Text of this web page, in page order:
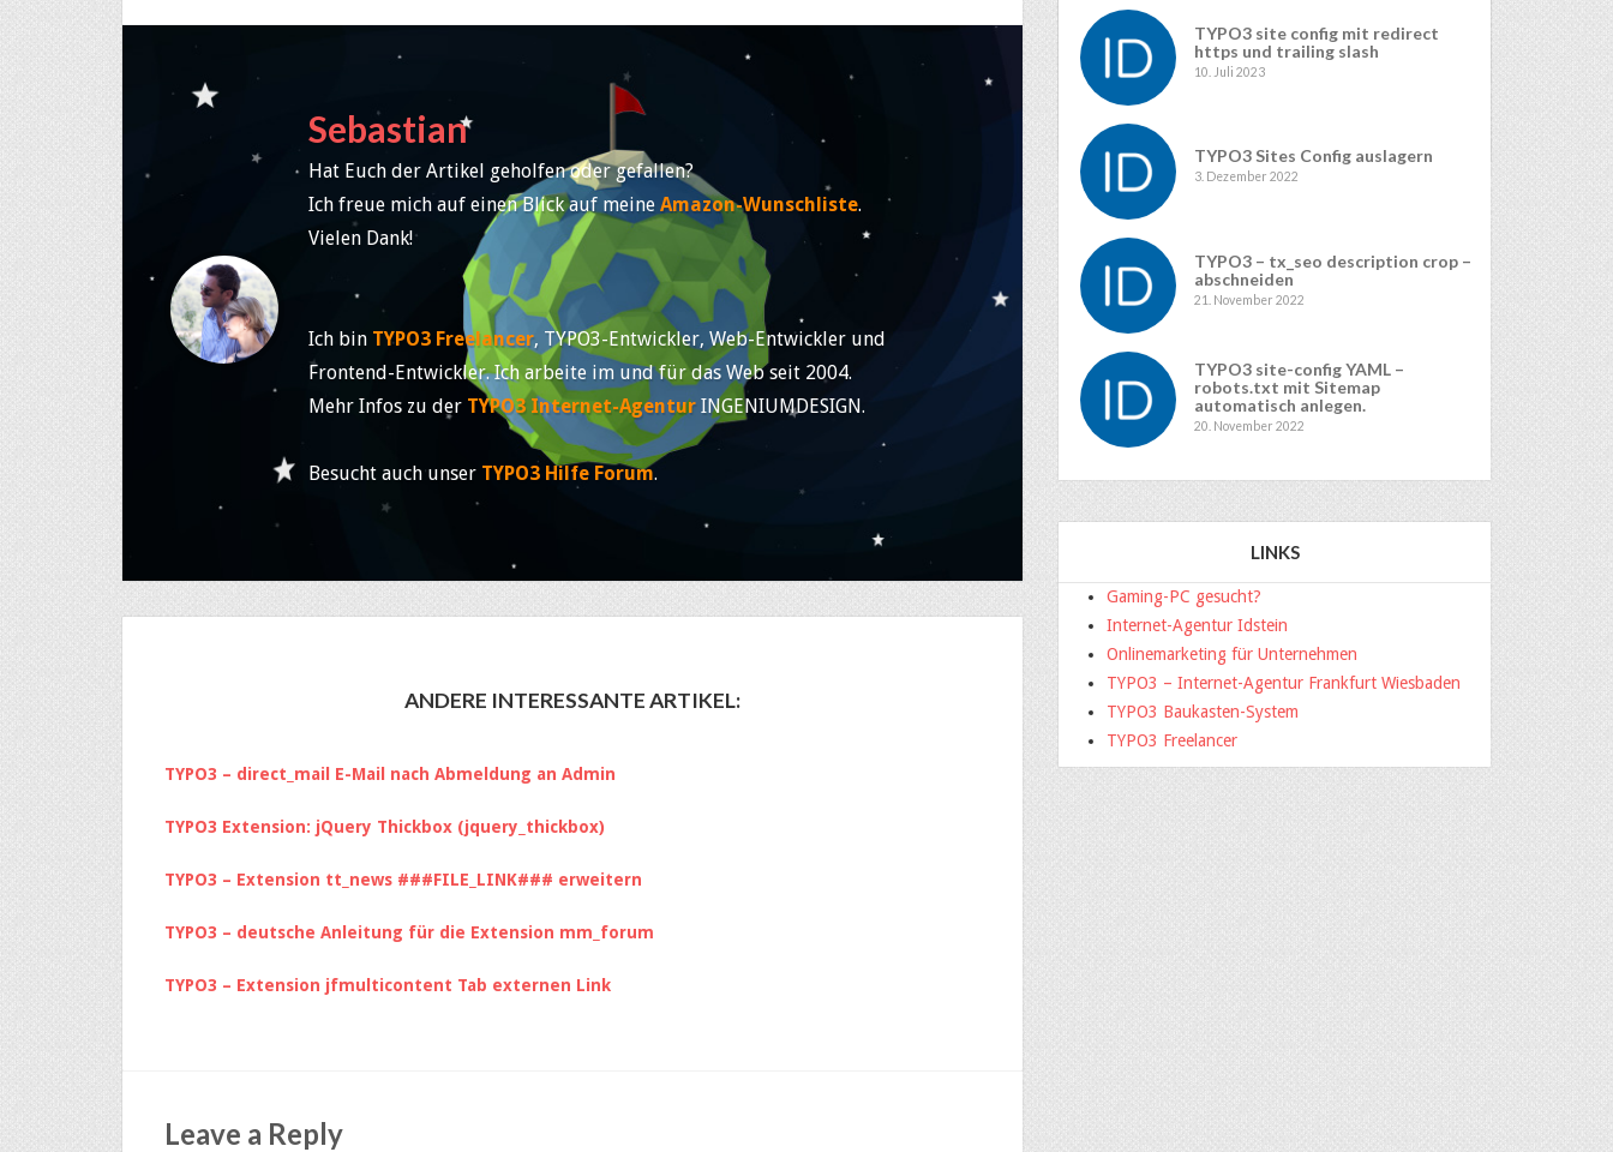
Sebastian
Hat Euch der Artikel geholfen oder gefallen?
Ich freue mich auf einen Blick auf meine Amazon-Wunschliste.
Vielen Dank!
Ich bin TYPO3 Freelancer, TYPO3-Entwickler, Web-Entwickler und
Frontend-Entwickler. Ich arbeite im und für das Web seit 2004.
Mehr Infos zu der TYPO3 Internet-Agentur INGENIUMDESIGN.
Besucht auch unser TYPO3 Hilfe Forum.
ANDERE INTERESSANTE ARTIKEL:
TYPO3 – direct_mail E-Mail nach Abmeldung an Admin
TYPO3 Extension: jQuery Thickbox (jquery_thickbox)
TYPO3 – Extension tt_news ###FILE_LINK### erweitern
TYPO3 – deutsche Anleitung für die Extension mm_forum
TYPO3 – Extension jfmulticontent Tab externen Link
Leave a Reply
TYPO3 site config mit redirect
https und trailing slash
10. Juli 2023
TYPO3 Sites Config auslagern
3. Dezember 2022
TYPO3 – tx_seo description crop –
abschneiden
21. November 2022
TYPO3 site-config YAML –
robots.txt mit Sitemap
automatisch anlegen.
20. November 2022
LINKS
Gaming-PC gesucht?
Internet-Agentur Idstein
Onlinemarketing für Unternehmen
TYPO3 – Internet-Agentur Frankfurt Wiesbaden
TYPO3 Baukasten-System
TYPO3 Freelancer